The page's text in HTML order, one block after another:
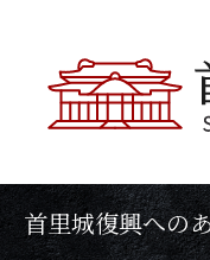
首里城復興への